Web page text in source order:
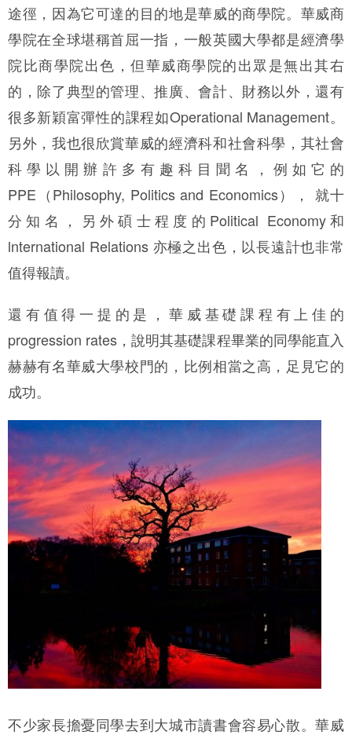
途徑，因為它可達的目的地是華威的商學院。華威商
學院在全球堪稱首屈一指，一般英國大學都是經濟學
院比商學院出色，但華威商學院的出眾是無出其右
的，除了典型的管理、推廣、會計、財務以外，還有
很多新穎富彈性的課程如Operational Management。
另外，我也很欣賞華威的經濟科和社會科學，其社會
科學以開辦許多有趣科目聞名，例如它的
PPE（Philosophy, Politics and Economics）， 就十
分知名，另外碩士程度的Political Economy和
lnternational Relations 亦極之出色，以長遠計也非常
值得報讀。
還有值得一提的是，華威基礎課程有上佳的
progression rates，說明其基礎課程畢業的同學能直入
赫赫有名華威大學校門的，比例相當之高，足見它的
成功。
不少家長擔憂同學去到大城市讀書會容易心散。華威